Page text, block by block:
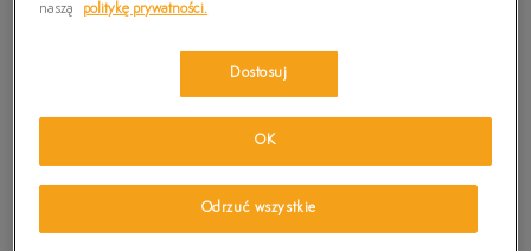
TIMBERLAND SWETER WILLIAMS RIVER CREW
PRODUKT NIEDOSTĘPNY
Wybierz swój rozmiar, a gdy będzie dostępny, otrzymasz od nas
naszą
politykę prywatności.
Dostosuj
Odrzuć wszystkie
OK